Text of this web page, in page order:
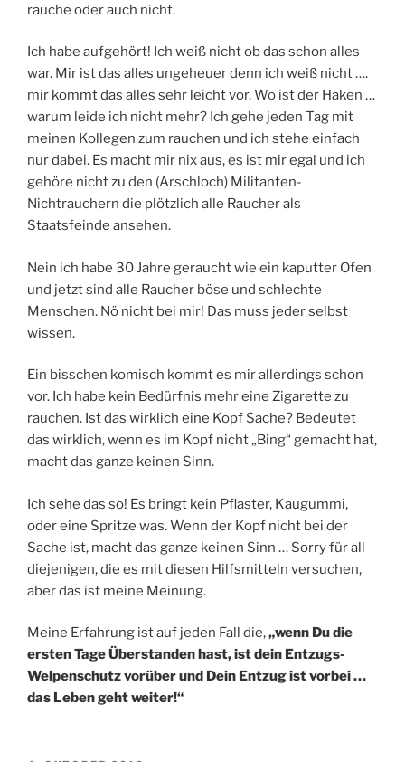
rauche oder auch nicht.
Ich habe aufgehört! Ich weiß nicht ob das schon alles
war. Mir ist das alles ungeheuer denn ich weiß nicht ….
mir kommt das alles sehr leicht vor. Wo ist der Haken …
warum leide ich nicht mehr? Ich gehe jeden Tag mit
meinen Kollegen zum rauchen und ich stehe einfach
nur dabei. Es macht mir nix aus, es ist mir egal und ich
gehöre nicht zu den (Arschloch) Militanten-
Nichtrauchern die plötzlich alle Raucher als
Staatsfeinde ansehen.
Nein ich habe 30 Jahre geraucht wie ein kaputter Ofen
und jetzt sind alle Raucher böse und schlechte
Menschen. Nö nicht bei mir! Das muss jeder selbst
wissen.
Ein bisschen komisch kommt es mir allerdings schon
vor. Ich habe kein Bedürfnis mehr eine Zigarette zu
rauchen. Ist das wirklich eine Kopf Sache? Bedeutet
das wirklich, wenn es im Kopf nicht „Bing“ gemacht hat,
macht das ganze keinen Sinn.
Ich sehe das so! Es bringt kein Pflaster, Kaugummi,
oder eine Spritze was. Wenn der Kopf nicht bei der
Sache ist, macht das ganze keinen Sinn … Sorry für all
diejenigen, die es mit diesen Hilfsmitteln versuchen,
aber das ist meine Meinung.
Meine Erfahrung ist auf jeden Fall die,„wenn Du die
ersten Tage Überstanden hast, ist dein Entzugs-
Welpenschutz vorüber und Dein Entzug ist vorbei …
das Leben geht weiter!“